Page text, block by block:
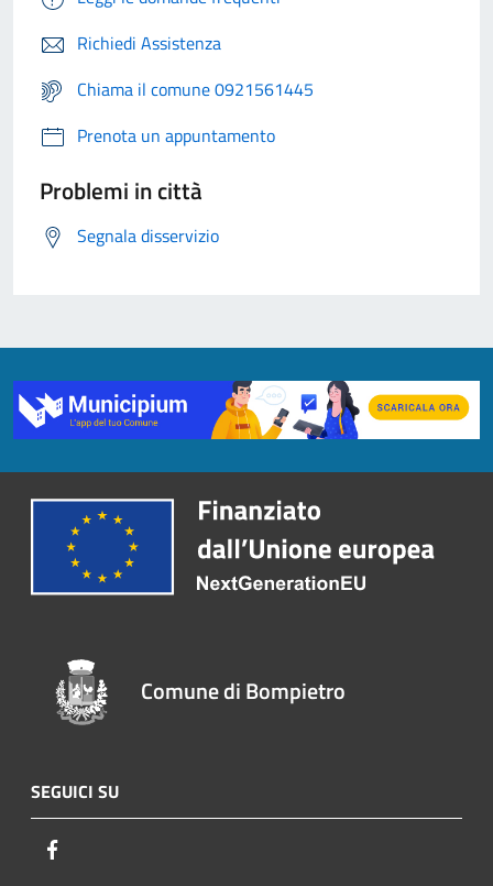
Richiedi Assistenza
Chiama il comune 0921561445
Prenota un appuntamento
Problemi in città
Segnala disservizio
Comune di Bompietro
SEGUICI SU